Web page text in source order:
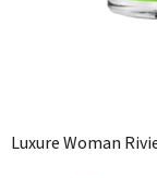
Luxure Woman